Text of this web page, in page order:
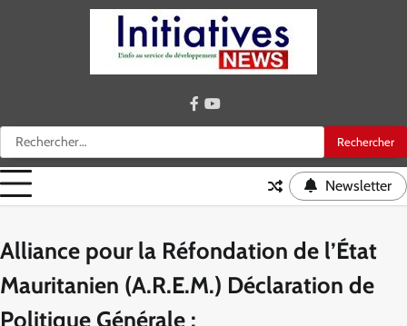
Rechercher :
facebook
youtube
Newsletter
Alliance pour la Réfondation de l’État
Mauritanien (A.R.E.M.) Déclaration de
Politique Générale :